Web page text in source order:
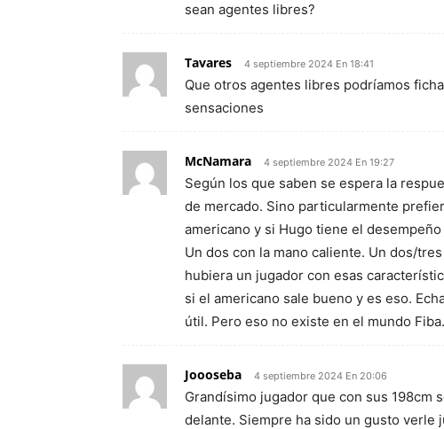
sean agentes libres?
Tavares 4 septiembre 2024 En 18:41
Que otros agentes libres podríamos
sensaciones
McNamara 4 septiembre 2024 En 19:27
Según los que saben se espera la
de mercado. Sino particularmente
americano y si Hugo tiene el
Un dos con la mano caliente. Un dos/
hubiera un jugador con esas
si el americano sale bueno y es eso.
útil. Pero eso no existe en el mundo Fiba.
Joooseba 4 septiembre 2024 En 20:06
Grandísimo jugador que con sus 198cm
delante. Siempre ha sido un gusto verle